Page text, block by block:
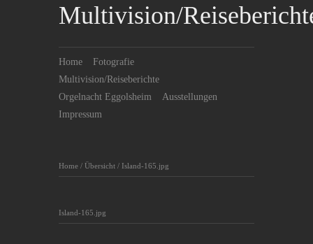
Multivision/
Home
Fotografie
Multivision/Reiseberichte
Orgelnacht Eggolsheim
Ausstellungen
Impressum
Home / Übersicht / Island-165.jpg
Island-165.jpg